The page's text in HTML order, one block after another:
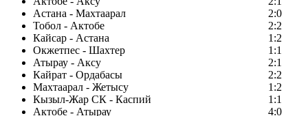
Астана - Махтаарал
2:0
Тобол - Актобе
2:2
Кайсар - Астана
1:2
Окжетпес - Шахтер
1:1
Атырау - Аксу
2:1
Кайрат - Ордабасы
2:2
Махтаарал - Жетысу
1:2
Кызыл-Жар СК - Каспий
1:1
Актобе - Атырау
4:0